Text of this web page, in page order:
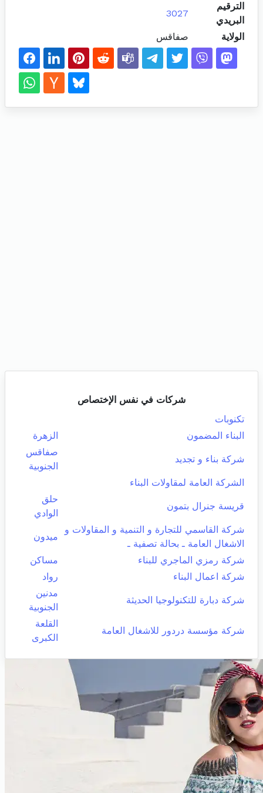
الترقيم
البريدي
3027
الولاية صفاقس
شركات في نفس الإختصاص
تكنوبات
البناء المضمون
الزهرة
شركة بناء و تجديد
صفاقس
الجنوبية
الشركة العامة لمقاولات البناء
قريسة جنرال بتمون
حلق
الوادي
شركة القاسمي للتجارة و التنمية و المقاولات و
الاشغال العامة ـ بحالة تصفية ـ
ميدون
شركة رمزي الماجري للبناء
مساكن
شركة اعمال البناء
رواد
شركة دبارة للتكنولوجيا الحديثة
مدنين
الجنوبية
شركة مؤسسة دردور للاشغال العامة
القلعة
الكبرى